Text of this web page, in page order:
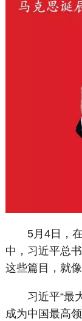
5月4日，在
中，习近平总
这些篇目，就
习近平“最大
成为中国最高